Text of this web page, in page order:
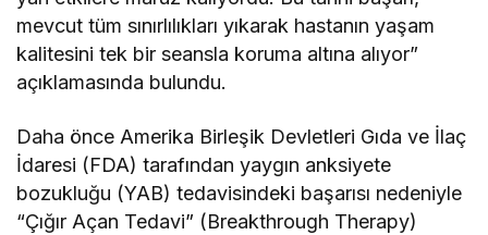
mevcut tüm sınırlılıkları yıkarak hastanın yaşam
kalitesini tek bir seansla koruma altına alıyor”
açıklamasında bulundu.
Daha önce Amerika Birleşik Devletleri Gıda ve İlaç
İdaresi (FDA) tarafından yaygın anksiyete
bozukluğu (YAB) tedavisindeki başarısı nedeniyle
“Çığır Açan Tedavi” (Breakthrough Therapy)